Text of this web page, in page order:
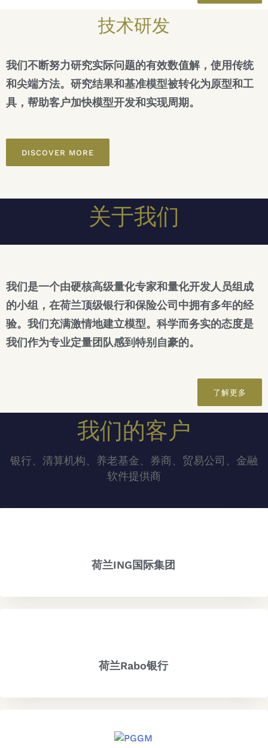
技术研发
我们不断努力研究实际问题的有效数值解，使用传统
和尖端方法。研究结果和基准模型被转化为原型和工
具，帮助客户加快模型开发和实现周期。
DISCOVER MORE
关于我们
我们是一个由硬核高级量化专家和量化开发人员组成
的小组，在荷兰顶级银行和保险公司中拥有多年的经
验。我们充满激情地建立模型。科学而务实的态度是
我们作为专业定量团队感到特别自豪的。
了解更多
我们的客户
银行、清算机构、养老基金、券商、贸易公司、金融
软件提供商
荷兰ING国际集团
荷兰Rabo银行